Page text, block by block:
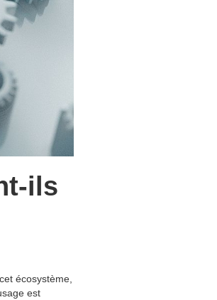
ils
écosystème,
est